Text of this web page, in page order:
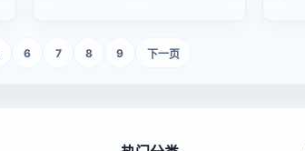
6 7 8 9 下一页